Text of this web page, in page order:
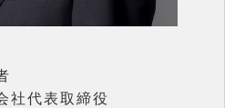
社代表取締役